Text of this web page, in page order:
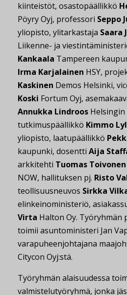
kiinteistöt, osastopäällikkö
Pöyry Oyj, professori Seppo
yliopisto, ylitarkastaja Saara
Liikenne- ja
Kankaala Tampereen
Irma Karjalainen HSY,
Kaskinen Demos Helsinki,
Koski Fortum Oyj,
Annukka Lindroos
tutkimuspäällikkö Kimmo
yliopisto, laatupäällikkö
kaupunki, dosentti Aija
arkkitehti Tuomas Toivonen
NOW, hallituksen pj. Risto
teollisuusneuvos Sirkka
elinkeinoministeriö,
Virta Halton Oy. Työryhmän
toimii asuntoministeri Jan
varapuheenjohtajana
Citycon Oyj:stä.
Työryhmän alaisuudessa
valmistelutyöryhmä, jonka